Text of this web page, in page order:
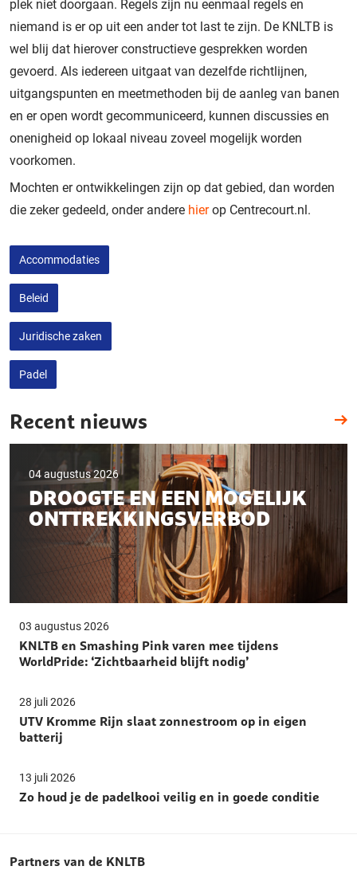
plek niet doorgaan. Regels zijn nu eenmaal regels en
niemand is er op uit een ander tot last te zijn. De KNLTB is
wel blij dat hierover constructieve gesprekken worden
gevoerd. Als iedereen uitgaat van dezelfde richtlijnen,
uitgangspunten en meetmethoden bij de aanleg van banen
en er open wordt gecommuniceerd, kunnen discussies en
onenigheid op lokaal niveau zoveel mogelijk worden
voorkomen.
Mochten er ontwikkelingen zijn op dat gebied, dan worden
die zeker gedeeld, onder andere hierop Centrecourt.nl.
Accommodaties
Beleid
Juridische zaken
Padel
Recent nieuws
04 augustus 2026
DROOGTE EN EEN MOGELIJK
ONTTREKKINGSVERBOD
03 augustus 2026
KNLTB en Smashing Pink varen mee tijdens
WorldPride: ‘Zichtbaarheid blijft nodig’
28 juli 2026
UTV Kromme Rijn slaat zonnestroom op in eigen
batterij
13 juli 2026
Zo houd je de padelkooi veilig en in goede conditie
Partners van de KNLTB